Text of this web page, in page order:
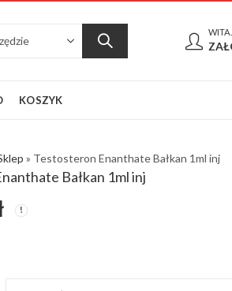
KOSZYK
» Testosteron Enanthate Bałkan 1ml inj
Bałkan 1ml inj